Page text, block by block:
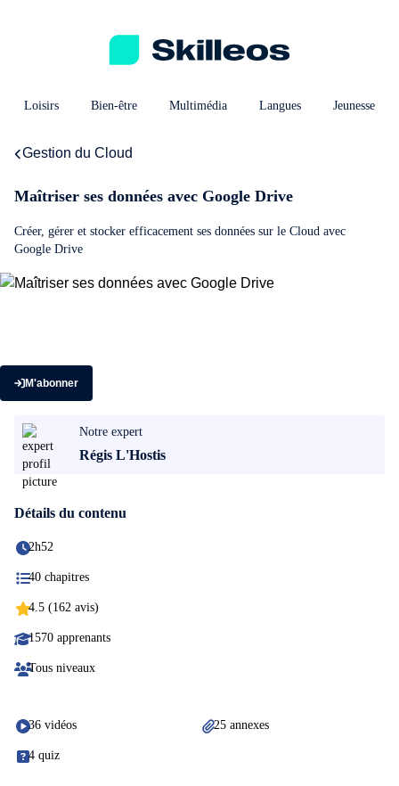
Loisirs Bien-être Multimédia Langues Jeunesse
Gestion du Cloud
Maîtriser ses données avec Google Drive
Créer, gérer et stocker efficacement ses données sur le Cloud avec
Google Drive
M'abonner
Notre expert
Régis L'Hostis
Détails du contenu
2h52
40 chapitres
4.5 (162 avis)
1570 apprenants
Tous niveaux
36 vidéos 25 annexes
4 quiz